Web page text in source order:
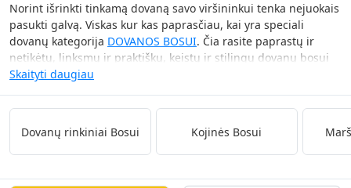
Norint išrinkti tinkamą dovaną savo viršininkui tenka nejuokais
pasukti galvą. Viskas kur kas paprasčiau, kai yra speciali
dovanų kategorija DOVANOS BOSUI. Čia rasite paprastų ir
netikėtų, linksmų ir praktiškų, keistų ir stilingų dovanų bosui
idėjų. Pasirinkus vieną iš šių dovanų neturėtų susiklostyti
žmogus jau turi. Nes visos dovanos čia unikalios.
Skaityti daugiau
Dovanų rinkiniai Bosui Kojinės Bosui